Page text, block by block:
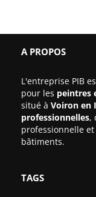
A PROPOS
L'entreprise PIB
pour les peintres
situé à Voiron en
professionnelles,
professionnelle
bâtiments.
TAGS